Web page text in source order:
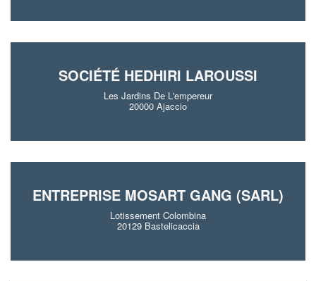
SOCIÉTÉ HEDHIRI LAROUSSI
Les Jardins De L'empereur
20000 Ajaccio
ENTREPRISE MOSART GANG (SARL)
Lotissement Colombina
20129 Bastelicaccia